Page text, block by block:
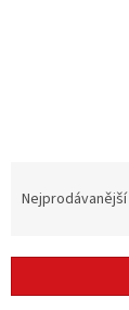
í
Nejprodávanější